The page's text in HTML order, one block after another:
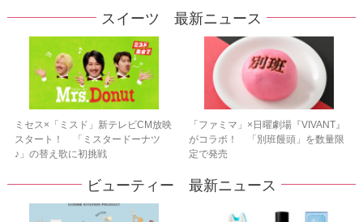
スイーツ 最新ニュース
ミセス×「ミスド」新テレビCM放映
スタート！ 「ミスタードーナツ
♪」の替え歌に初挑戦
「ファミマ」×日曜劇場『VIVANT』
がコラボ！ 「別班饅頭」を数量限
定で発売
ビューティー 最新ニュース